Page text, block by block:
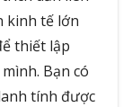
kinh tế lớn
thiết lập
Bạn có
tính được